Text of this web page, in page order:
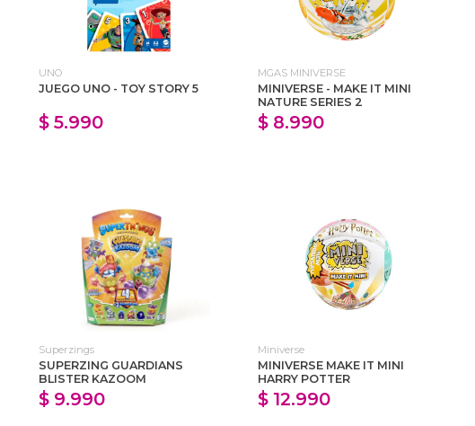
UNO
JUEGO UNO - TOY STORY 5
$ 5.990
MGAS MINIVERSE
MINIVERSE - MAKE IT MINI
NATURE SERIES 2
$ 8.990
Superzings
SUPERZING GUARDIANS
BLISTER KAZOOM
$ 9.990
Miniverse
MINIVERSE MAKE IT MINI
HARRY POTTER
$ 12.990